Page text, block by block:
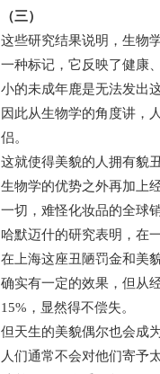
（三）
这些研究结果说明，生物
一种标记，它反映了健康
小的未成年鹿是无法发出
因此从生物学的角度讲，
侣。
这就使得美貌的人拥有貌
生物学的优势之外再加上
一切，难怪化妆品的全球
哈默迈什的研究表明，在
在上海这座丑陋罚金和美
确实有一定的效果，但从
15%，显然得不偿失。
但天生的美貌偶尔也会成
人们通常不会对他们寄予